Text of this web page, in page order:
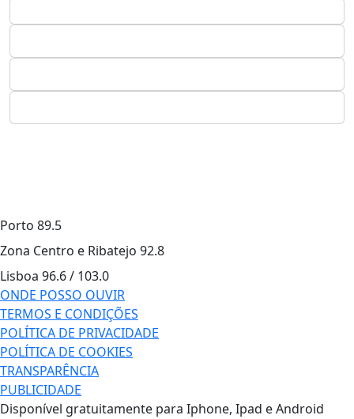
Porto 89.5
Zona Centro e Ribatejo 92.8
Lisboa 96.6 / 103.0
ONDE POSSO OUVIR
TERMOS E CONDIÇÕES
POLÍTICA DE PRIVACIDADE
POLÍTICA DE COOKIES
TRANSPARÊNCIA
PUBLICIDADE
Disponível gratuitamente para Iphone, Ipad e Android